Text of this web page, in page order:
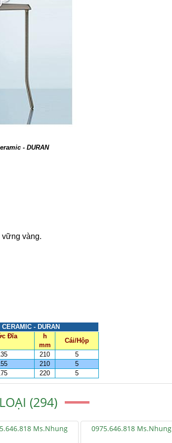
- DURAN
vàng.
- DURAN
Đĩa
h
mm
Cái/Hộp
210
5
210
5
220 5
(294)
Ms.Nhung 0975.646.818 Ms.Nhung